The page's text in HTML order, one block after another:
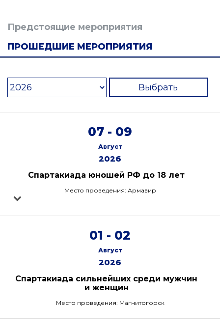
Предстоящие мероприятия
ПРОШЕДШИЕ МЕРОПРИЯТИЯ
Выбрать
07 - 09
Август
2026
Спартакиада юношей РФ до 18 лет
Место проведения: Армавир
01 - 02
Август
2026
Спартакиада сильнейших среди мужчин
и женщин
Место проведения: Магнитогорск